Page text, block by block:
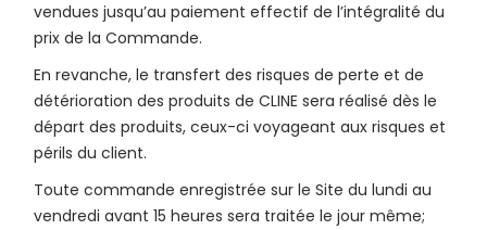
vendues jusqu’au paiement effectif de l’intégralité du
prix de la Commande.
En revanche, le transfert des risques de perte et de
détérioration des produits de CLINE sera réalisé dès le
départ des produits, ceux-ci voyageant aux risques et
périls du client.
Toute commande enregistrée sur le Site du lundi au
vendredi avant 15 heures sera traitée le jour même;